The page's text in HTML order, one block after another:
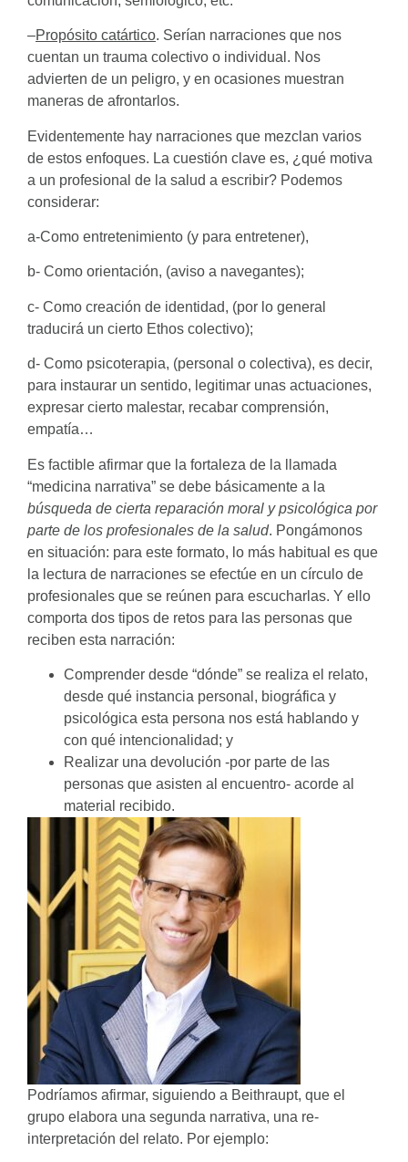
–Propósito catártico. Serían narraciones que nos
cuentan un trauma colectivo o individual. Nos
advierten de un peligro, y en ocasiones muestran
maneras de afrontarlos.
Evidentemente hay narraciones que mezclan varios
de estos enfoques. La cuestión clave es, ¿qué motiva
a un profesional de la salud a escribir? Podemos
considerar:
a-Como entretenimiento (y para entretener),
b- Como orientación, (aviso a navegantes);
c- Como creación de identidad, (por lo general
traducirá un cierto Ethos colectivo);
d- Como psicoterapia, (personal o colectiva), es decir,
para instaurar un sentido, legitimar unas actuaciones,
expresar cierto malestar, recabar comprensión,
empatía…
Es factible afirmar que la fortaleza de la llamada
“medicina narrativa” se debe básicamente a la
búsqueda de cierta reparación moral y psicológica por
parte de los profesionales de la salud. Pongámonos
en situación: para este formato, lo más habitual es que
la lectura de narraciones se efectúe en un círculo de
profesionales que se reúnen para escucharlas. Y ello
comporta dos tipos de retos para las personas que
reciben esta narración:
Comprender desde “dónde” se realiza el relato,
desde qué instancia personal, biográfica y
psicológica esta persona nos está hablando y
con qué intencionalidad; y
Realizar una devolución -por parte de las
personas que asisten al encuentro- acorde al
material recibido.
Podríamos afirmar, siguiendo a Beithraupt, que el
grupo elabora una segunda narrativa, una re-
interpretación del relato. Por ejemplo: